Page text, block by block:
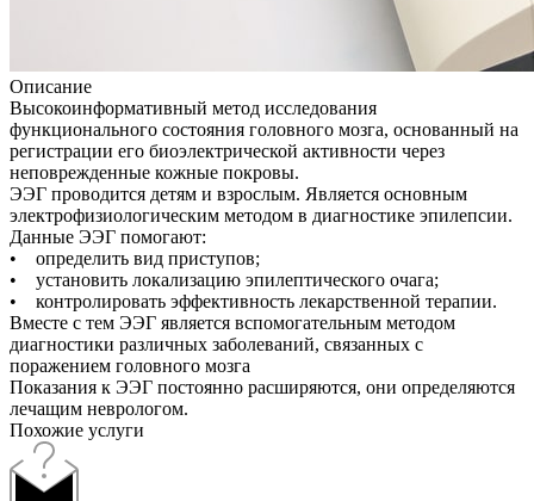
Описание
Высокоинформативный метод исследования
функционального состояния головного мозга, основанный на
регистрации его биоэлектрической активности через
неповрежденные кожные покровы.
ЭЭГ проводится детям и взрослым. Является основным
электрофизиологическим методом в диагностике эпилепсии.
Данные ЭЭГ помогают:
• определить вид приступов;
• установить локализацию эпилептического очага;
• контролировать эффективность лекарственной терапии.
Вместе с тем ЭЭГ является вспомогательным методом
диагностики различных заболеваний, связанных с
поражением головного мозга
Показания к ЭЭГ постоянно расширяются, они определяются
лечащим неврологом.
Похожие услуги